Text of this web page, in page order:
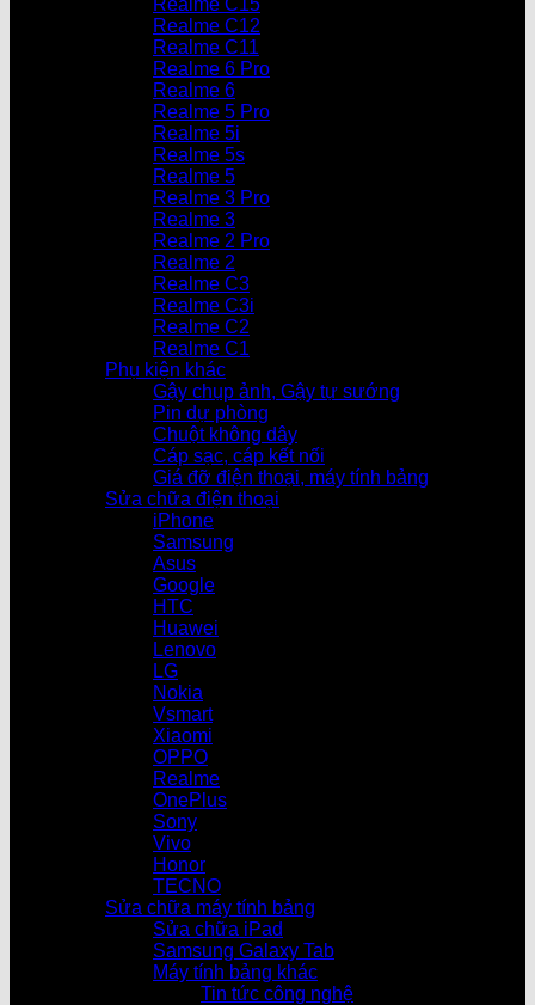
Realme C15
Realme C12
Realme C11
Realme 6 Pro
Realme 6
Realme 5 Pro
Realme 5i
Realme 5s
Realme 5
Realme 3 Pro
Realme 3
Realme 2 Pro
Realme 2
Realme C3
Realme C3i
Realme C2
Realme C1
Phụ kiện khác
Gậy chụp ảnh, Gậy tự sướng
Pin dự phòng
Chuột không dây
Cáp sạc, cáp kết nối
Giá đỡ điện thoại, máy tính bảng
Sửa chữa điện thoại
iPhone
Samsung
Asus
Google
HTC
Huawei
Lenovo
LG
Nokia
Vsmart
Xiaomi
OPPO
Realme
OnePlus
Sony
Vivo
Honor
TECNO
Sửa chữa máy tính bảng
Sửa chữa iPad
Samsung Galaxy Tab
Máy tính bảng khác
Tin tức công nghệ